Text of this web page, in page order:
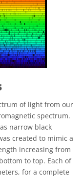
of light from our
spectrum.
narrow black
created to mimic a
increasing from
to top. Each of
for a complete